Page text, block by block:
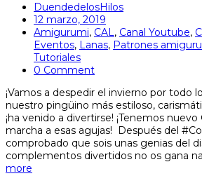
DuendedelosHilos
12 marzo, 2019
Amigurumi, CAL, Canal Youtube,
Eventos, Lanas, Patrones
Tutoriales
0 Comment
¡Vamos a despedir el invierno por todo
nuestro pingüino más estiloso,
¡ha venido a divertirse! ¡Tenemos nuevo
marcha a esas agujas! Después del
comprobado que sois unas genias del
complementos divertidos no os gana
more